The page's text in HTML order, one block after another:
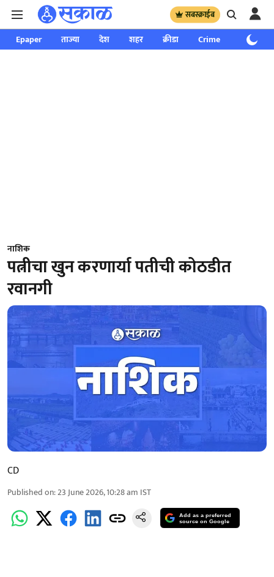
सबस्क्राईब
Epaper ताज्या देश शहर क्रीडा Crime साप्ताहिक
नाशिक
पत्नीचा खुन करणार्या पतीची कोठडीत
रवानगी
CD
Published on:23 June 2026, 10:28 am IST
Add as a preferred
source on Google